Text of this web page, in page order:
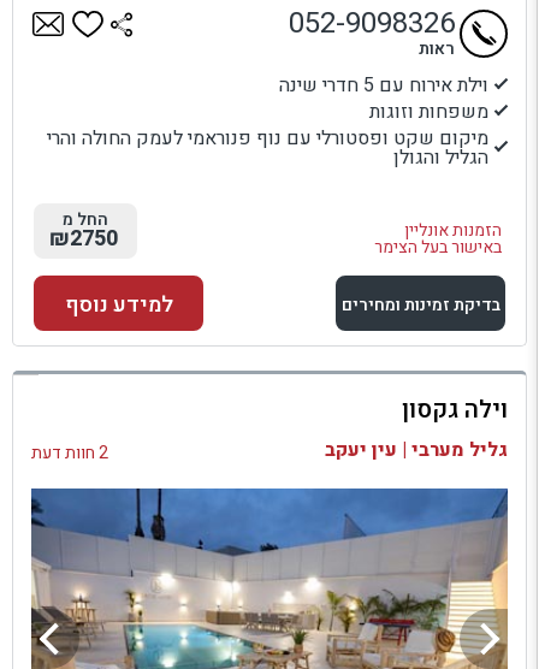
וילת אירוח עם 5 חדרי שינה
משפחות וזוגות
מיקום שקט ופסטורלי עם נוף פנוראמי לעמק החולה והרי
הגליל והגולן
הזמנות אונליין
באישור בעל הצימר
052-9098326
ראות
החל מ
₪2750
בדיקת זמינות ומחירים
למתחם זה
בדיקת זמינות ומחירים
למידע נוסף
וילה גקסון
גליל מערבי | עין יעקב 2 חוות דעת